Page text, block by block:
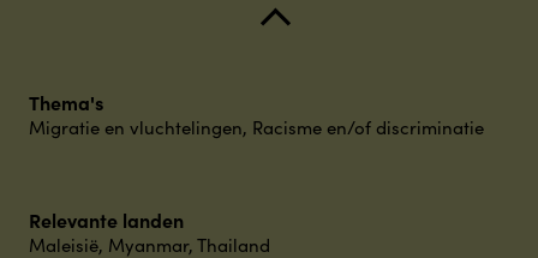
Thema's
Migratie en vluchtelingen, Racisme en/of discriminatie
Relevante landen
Maleisië, Myanmar,Thailand